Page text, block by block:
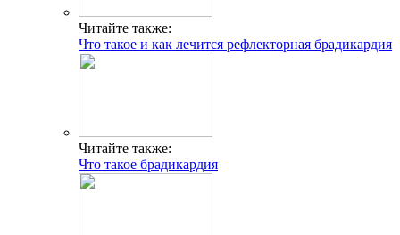
Читайте также:
Что такое и как лечится рефлекторная брадикардия
Читайте также:
Что такое брадикардия